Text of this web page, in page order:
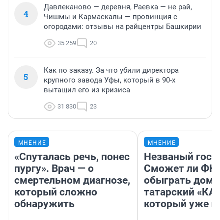
4
Давлеканово — деревня, Раевка — не рай,
Чишмы и Кармаскалы — провинция с
огородами: отзывы на райцентры Башкирии
35 259 20
5
Как по заказу. За что убили директора
крупного завода Уфы, который в 90-х
вытащил его из кризиса
31 830 23
МНЕНИЕ
«Спуталась речь, понес
пургу». Врач — о
смертельном диагнозе,
который сложно
обнаружить
МНЕНИЕ
Незваный
Сможет ли ФК
обыграть дома
татарский
который уже